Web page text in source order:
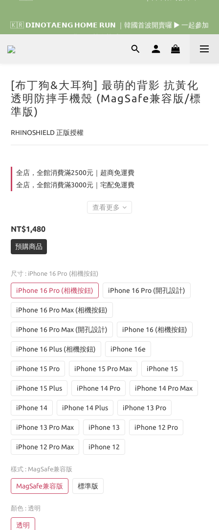
我們的熱血棒球冒險吧 ⚾️
我們的熱血棒球冒險吧 ⚾️
[布丁狗&大耳狗] 最萌的背影 抗黃化
透明防摔手機殼 (MagSafe兼容版/標
準版)
RHINOSHIELD 正版授權
全店，全館消費滿2500元｜超商免運費
全店，全館消費滿3000元｜宅配免運費
查看更多
NT$1,480
預購商品
尺寸 : iPhone 16 Pro (相機按鈕)
iPhone 16 Pro (相機按鈕) iPhone 16 Pro (開孔設計)
iPhone 16 Pro Max (相機按鈕)
iPhone 16 Pro Max (開孔設計) iPhone 16 (相機按鈕)
iPhone 16 Plus (相機按鈕) iPhone 16e
iPhone 15 Pro iPhone 15 Pro Max iPhone 15
iPhone 15 Plus iPhone 14 Pro iPhone 14 Pro Max
iPhone 14 iPhone 14 Plus iPhone 13 Pro
iPhone 13 Pro Max iPhone 13 iPhone 12 Pro
iPhone 12 Pro Max iPhone 12
樣式 : MagSafe兼容版
MagSafe兼容版 標準版
顏色 : 透明
透明